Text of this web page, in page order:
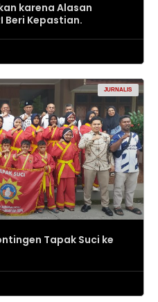
karena Alasan
Beri Kepastian.
JURNALIS
Tapak Suci ke